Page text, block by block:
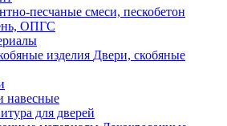
песчаные смеси, пескобетон
ОПГС
Двери, скобяные
навесные
для дверей